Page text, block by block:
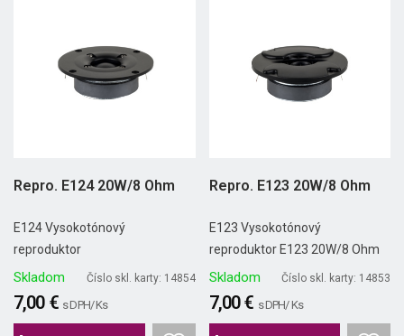
Repro. E124 20W/8 Ohm
E124 Vysokotónový
reproduktor
Skladom Číslo skl. karty: 14854
7,00 € s DPH/ Ks
Repro. E123 20W/8 Ohm
E123 Vysokotónový
reproduktor E123 20W/8 Ohm
Skladom Číslo skl. karty: 14853
7,00 € s DPH/ Ks